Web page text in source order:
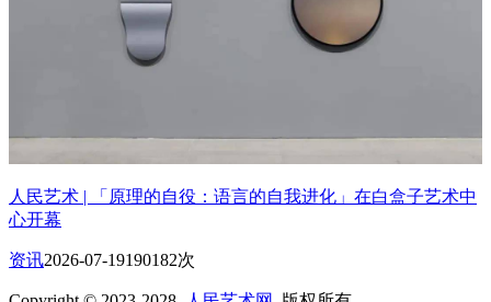
人民艺术 | 「原理的自役：语言的自我进化」在白盒子艺术中
心开幕
资讯2026-07-19190182次